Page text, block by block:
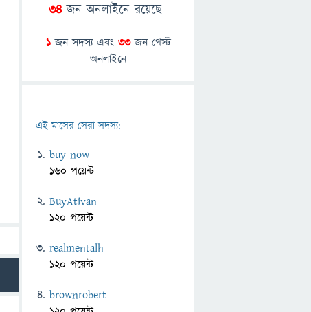
34জন অনলাইনে রয়েছে
1জন সদস্য এবং 33জন গেস্ট
অনলাইনে
এই মাসের সেরা সদস্য:
buy now
160 পয়েন্ট
BuyAtivan
120 পয়েন্ট
realmentalh
120 পয়েন্ট
brownrobert